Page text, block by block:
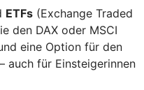
ETFs (Exchange Traded
den DAX oder MSCI
eine Option für den
auch für Einsteigerinnen